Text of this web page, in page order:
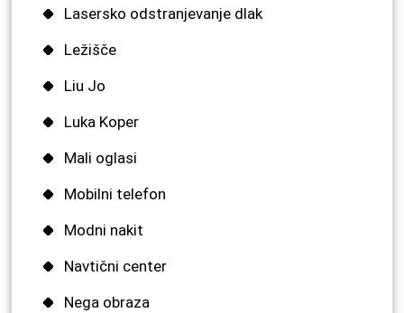
Lasersko odstranjevanje dlak
Ležišče
Liu Jo
Luka Koper
Mali oglasi
Mobilni telefon
Modni nakit
Navtični center
Nega obraza